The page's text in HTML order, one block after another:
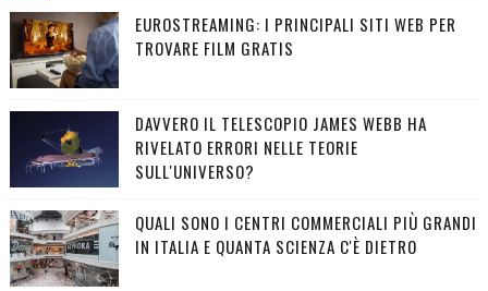
EUROSTREAMING: I PRINCIPALI SITI WEB PER
TROVARE FILM GRATIS
DAVVERO IL TELESCOPIO JAMES WEBB HA
RIVELATO ERRORI NELLE TEORIE
SULL'UNIVERSO?
QUALI SONO I CENTRI COMMERCIALI PIÙ GRANDI
IN ITALIA E QUANTA SCIENZA C'È DIETRO